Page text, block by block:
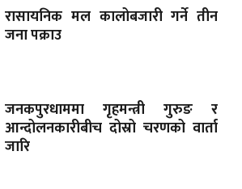
रासायनिक मल कालोबजारी गर्ने तीन
जना पक्राउ
जनकपुरधाममा गृहमन्त्री गुरुङ र
आन्दोलनकारीबीच दोस्रो चरणको वार्ता
जारि